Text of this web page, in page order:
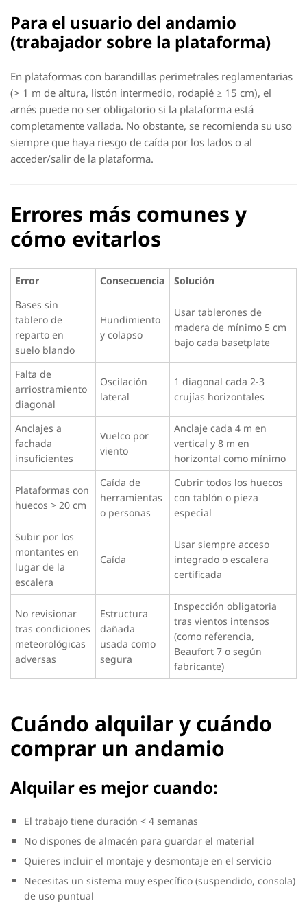
Para el usuario del andamio
(trabajador sobre la plataforma)
En plataformas con barandillas perimetrales reglamentarias
(> 1 m de altura, listón intermedio, rodapié ≥ 15 cm), el
arnés puede no ser obligatorio si la plataforma está
completamente vallada. No obstante, se recomienda su uso
siempre que haya riesgo de caída por los lados o al
acceder/salir de la plataforma.
Errores más comunes y
cómo evitarlos
Error Consecuencia
Solución
Bases sin
tablero de
reparto en
suelo blando
Hundimiento
y colapso
Usar tablerones de
madera de mínimo 5 cm
bajo cada basetplate
Falta de
arriostramiento
diagonal
Oscilación
lateral
1 diagonal cada 2-3
crujías horizontales
Anclajes a
fachada
insuficientes
Vuelco por
viento
Anclaje cada 4 m en
vertical y 8 m en
horizontal como mínimo
Plataformas con
huecos > 20 cm
Caída de
herramientas
o personas
Cubrir todos los huecos
con tablón o pieza
especial
Subir por los
montantes en
lugar de la
escalera
Caída
Usar siempre acceso
integrado o escalera
certificada
No revisionar
tras condiciones
meteorológicas
adversas
Estructura
dañada
usada como
segura
Inspección obligatoria
tras vientos intensos
(como referencia,
Beaufort 7 o según
fabricante)
Cuándo alquilar y cuándo
comprar un andamio
Alquilar es mejor cuando:
El trabajo tiene duración < 4 semanas
No dispones de almacén para guardar el material
Quieres incluir el montaje y desmontaje en el servicio
Necesitas un sistema muy específico (suspendido, consola)
de uso puntual